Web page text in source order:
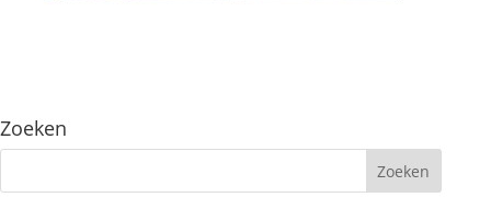
Zoeken